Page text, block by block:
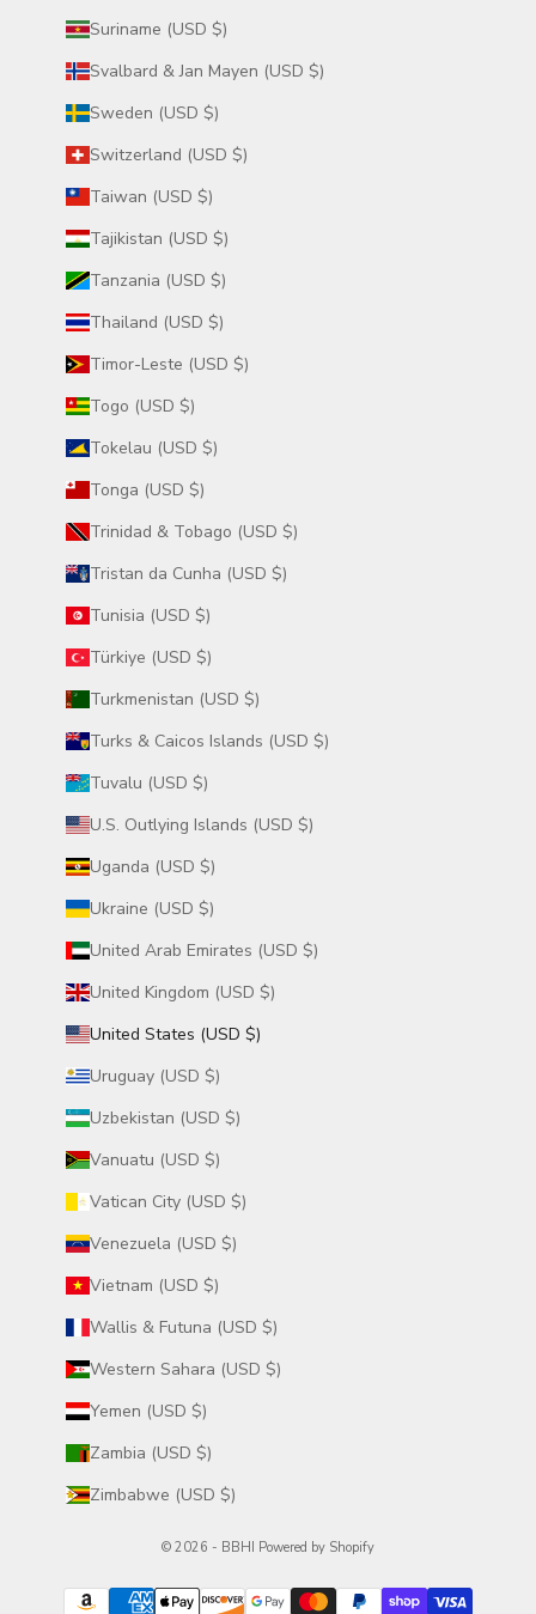
Suriname (USD $)
Svalbard & Jan Mayen (USD $)
Sweden (USD $)
Switzerland (USD $)
Taiwan (USD $)
Tajikistan (USD $)
Tanzania (USD $)
Thailand (USD $)
Timor-Leste (USD $)
Togo (USD $)
Tokelau (USD $)
Tonga (USD $)
Trinidad & Tobago (USD $)
Tristan da Cunha (USD $)
Tunisia (USD $)
Türkiye (USD $)
Turkmenistan (USD $)
Turks & Caicos Islands (USD $)
Tuvalu (USD $)
U.S. Outlying Islands (USD $)
Uganda (USD $)
Ukraine (USD $)
United Arab Emirates (USD $)
United Kingdom (USD $)
United States (USD $)
Uruguay (USD $)
Uzbekistan (USD $)
Vanuatu (USD $)
Vatican City (USD $)
Venezuela (USD $)
Vietnam (USD $)
Wallis & Futuna (USD $)
Western Sahara (USD $)
Yemen (USD $)
Zambia (USD $)
Zimbabwe (USD $)
© 2026 - BBHI Powered by Shopify